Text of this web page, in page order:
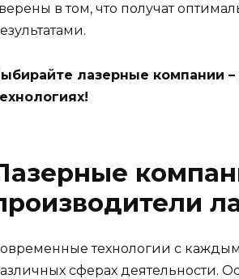
в том, что получат
лазерные компании
технологии с
сферах деятельности.